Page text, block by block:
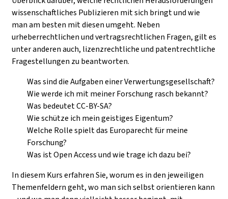
wissenschaftliches Publizieren mit sich bringt und wie
man am besten mit diesen umgeht. Neben
urheberrechtlichen und vertragsrechtlichen Fragen, gilt es
unter anderen auch, lizenzrechtliche und patentrechtliche
Fragestellungen zu beantworten.
Was sind die Aufgaben einer Verwertungsgesellschaft?
Wie werde ich mit meiner Forschung rasch bekannt?
Was bedeutet CC-BY-SA?
Wie schütze ich mein geistiges Eigentum?
Welche Rolle spielt das Europarecht für meine
Forschung?
Was ist Open Access und wie trage ich dazu bei?
In diesem Kurs erfahren Sie, worum es in den jeweiligen
Themenfeldern geht, wo man sich selbst orientieren kann